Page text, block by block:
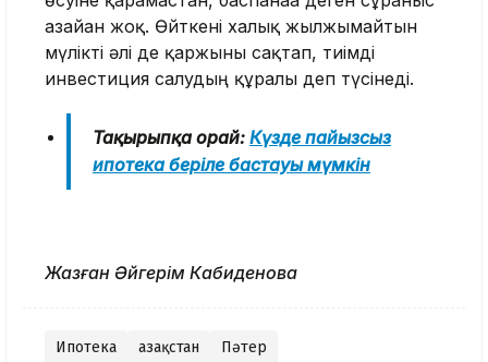
азайған жоқ. Өйткені халық жылжымайтын
мүлікті әлі де қаржыны сақтап, тиімді
инвестиция салудың құралы деп түсінеді.
Тақырыпқа орай: Күзде пайызсыз
ипотека беріле бастауы мүмкін
Жазған Әйгерім Кабиденова
Ипотека Қазақстан Пәтер